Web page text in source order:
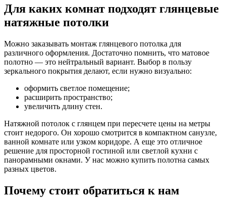
Для каких комнат подходят глянцевые
натяжные потолки
Можно заказывать монтаж глянцевого потолка для
различного оформления. Достаточно помнить, что матовое
полотно — это нейтральный вариант. Выбор в пользу
зеркального покрытия делают, если нужно визуально:
оформить светлое помещение;
расширить пространство;
увеличить длину стен.
Натяжной потолок с глянцем при пересчете цены на метры
стоит недорого. Он хорошо смотрится в компактном санузле,
ванной комнате или узком коридоре. А еще это отличное
решение для просторной гостиной или светлой кухни с
панорамными окнами. У нас можно купить полотна самых
разных цветов.
Почему стоит обратиться к нам